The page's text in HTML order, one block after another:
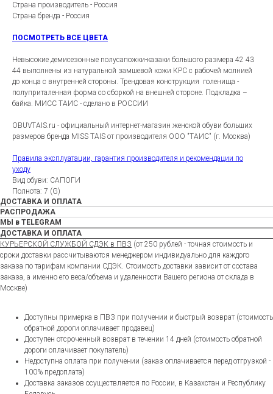
Страна производитель - Россия
Страна бренда - Россия
ПОСМОТРЕТЬ ВСЕ ЦВЕТА
Невысокие демисезонные полусапожки-казаки большого размера 42 43
44 выполнены из натуральной замшевой кожи КРС с рабочей молнией
до конца с внутренней стороны. Трендовая конструкция голенища -
полуприталенная форма со сборкой на внешней стороне. Подкладка –
байка. МИСС ТАИС - сделано в РОССИИ
OBUVTAIS.ru - официальный интернет-магазин женской обуви больших
размеров бренда MISS TAIS от производителя ООО "ТАИС" (г. Москва)
Правила эксплуатации, гарантия производителя и рекомендации по
уходу
Вид обуви: САПОГИ
Полнота: 7 (G)
ДОСТАВКА И ОПЛАТА
РАСПРОДАЖА
МЫ в TELEGRAM
ДОСТАВКА И ОПЛАТА
КУРЬЕРСКОЙ СЛУЖБОЙ СДЭК в ПВЗ (от 250 рублей - точная стоимость и
сроки доставки рассчитываются менеджером индивидуально для каждого
заказа по тарифам компании СДЭК. Стоимость доставки зависит от состава
заказа, а именно его веса/объема и удаленности Вашего региона от склада в
Москве)
Доступны примерка в ПВЗ при получении и быстрый возврат (стоимость
обратной дороги оплачивает продавец)
Доступен отсроченный возврат в течении 14 дней (стоимость обратной
дороги оплачивает покупатель)
Недоступна оплата при получении (заказ оплачивается перед отгрузкой -
100% предоплата)
Доставка заказов осуществляется по России, в Казахстан и Республику